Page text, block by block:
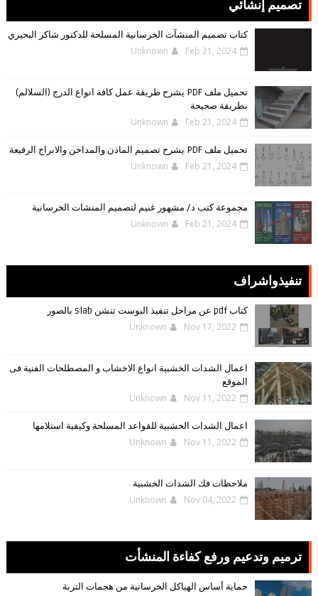
تصميم إنشائي
كتاب تصميم المنشآت الخرسانية المسلحة للدكتور شاكر البحيري
Unknown Feb 21, 2024
تحميل ملف PDF يشرح طريقة عمل كافة انواع الدرج (السلالم)
بطريقة صحيحة
Unknown Feb 21, 2024
تحميل ملف PDF يشرح تصميم الماذن والمداخن والابراج الرفيعة
Unknown Feb 21, 2024
مجموعة كتب د/ مشهور غنيم لتصميم المنشات الخرسانية
Unknown Feb 21, 2024
تنفيذواشراف
كتاب pdf عن مراحل تنفيذ البوست تنشن slab بالصور
Unknown Nov 17, 2022
اعمال الشدات الخشبية انواع الاخشاب و المصطلحات الفنية فى
الموقع
Unknown Nov 11, 2022
اعمال الشدات الخشبية للقواعد المسلحة وكيفية استلامها
Unknown Nov 11, 2022
ملاحظات فك الشدات الخشبية
Unknown Nov 04, 2022
ترميم وتدعيم ورفع كفاءة المنشأت
حماية أساس الهياكل الخرسانية من هجمات التربة